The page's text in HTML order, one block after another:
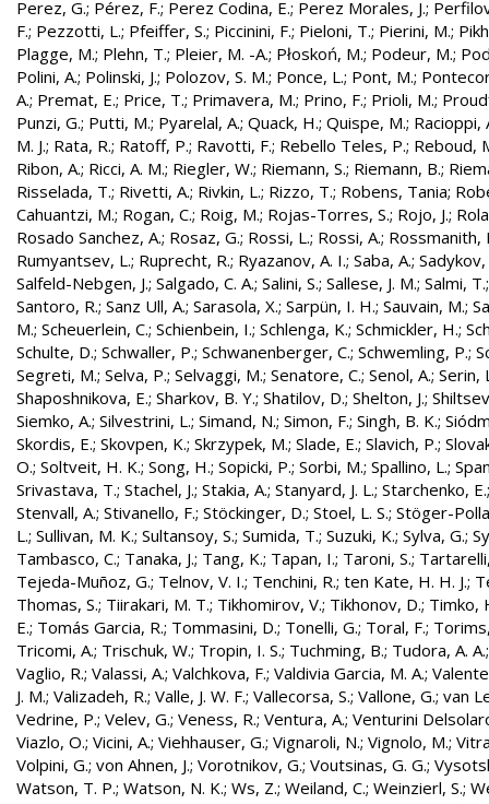
Perez, G.; Pérez, F.; Perez Codina, E.; Perez Morales, J.;
F.; Pezzotti, L.; Pfeiffer, S.; Piccinini, F.; Pieloni, T.; Pierini, M.;
Plagge, M.; Plehn, T.; Pleier, M. -A.; Płoskoń, M.; Podeur, M.;
Polini, A.; Polinski, J.; Polozov, S. M.; Ponce, L.; Pont, M.;
A.; Premat, E.; Price, T.; Primavera, M.; Prino, F.; Prioli, M.;
Punzi, G.; Putti, M.; Pyarelal, A.; Quack, H.; Quispe, M.; Racioppi,
M. J.; Rata, R.; Ratoff, P.; Ravotti, F.; Rebello Teles, P.; Reboud,
Ribon, A.; Ricci, A. M.; Riegler, W.; Riemann, S.; Riemann, B.;
Risselada, T.; Rivetti, A.; Rivkin, L.; Rizzo, T.; Robens, Tania;
Cahuantzi, M.; Rogan, C.; Roig, M.; Rojas-Torres, S.; Rojo, J.;
Rosado Sanchez, A.; Rosaz, G.; Rossi, L.; Rossi, A.; Rossmanith,
Rumyantsev, L.; Ruprecht, R.; Ryazanov, A. I.; Saba, A.; Sadykov,
Salfeld-Nebgen, J.; Salgado, C. A.; Salini, S.; Sallese, J. M.; Salmi, T.
Santoro, R.; Sanz Ull, A.; Sarasola, X.; Sarpün, I. H.; Sauvain, M.;
M.; Scheuerlein, C.; Schienbein, I.; Schlenga, K.; Schmickler, H.;
Schulte, D.; Schwaller, P.; Schwanenberger, C.; Schwemling, P.;
Segreti, M.; Selva, P.; Selvaggi, M.; Senatore, C.; Senol, A.; Serin,
Shaposhnikova, E.; Sharkov, B. Y.; Shatilov, D.; Shelton, J.;
Siemko, A.; Silvestrini, L.; Simand, N.; Simon, F.; Singh, B. K.;
Skordis, E.; Skovpen, K.; Skrzypek, M.; Slade, E.; Slavich, P.;
O.; Soltveit, H. K.; Song, H.; Sopicki, P.; Sorbi, M.; Spallino, L.;
Srivastava, T.; Stachel, J.; Stakia, A.; Stanyard, J. L.; Starchenko, E.
Stenvall, A.; Stivanello, F.; Stöckinger, D.; Stoel, L. S.; Stöger-
L.; Sullivan, M. K.; Sultansoy, S.; Sumida, T.; Suzuki, K.; Sylva, G.;
Tambasco, C.; Tanaka, J.; Tang, K.; Tapan, I.; Taroni, S.;
Tejeda-Muñoz, G.; Telnov, V. I.; Tenchini, R.; ten Kate, H. H. J.;
Thomas, S.; Tiirakari, M. T.; Tikhomirov, V.; Tikhonov, D.; Timko,
E.; Tomás Garcia, R.; Tommasini, D.; Tonelli, G.; Toral, F.;
Tricomi, A.; Trischuk, W.; Tropin, I. S.; Tuchming, B.; Tudora, A. A.
Vaglio, R.; Valassi, A.; Valchkova, F.; Valdivia Garcia, M. A.;
J. M.; Valizadeh, R.; Valle, J. W. F.; Vallecorsa, S.; Vallone, G.; van
Vedrine, P.; Velev, G.; Veness, R.; Ventura, A.; Venturini
Viazlo, O.; Vicini, A.; Viehhauser, G.; Vignaroli, N.; Vignolo, M.;
Volpini, G.; von Ahnen, J.; Vorotnikov, G.; Voutsinas, G. G.;
Watson, T. P.; Watson, N. K.; Ws, Z.; Weiland, C.; Weinzierl, S.;